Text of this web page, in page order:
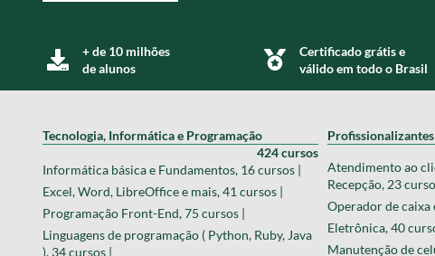
+ de 10 milhões
de alunos
Certificado grátis e
válido em todo o Brasil
Tecnologia, Informática e Programação
424 cursos
Informática básica e Fundamentos, 16 cursos |
Excel, Word, LibreOffice e mais, 41 cursos |
Programação Front-End, 75 cursos |
Linguagens de programação ( Python, Ruby, Java
), 34 cursos |
Profissionalizantes
Atendimento ao
Recepção, 23
Operador de caixa
Eletrônica, 40
Manutenção de